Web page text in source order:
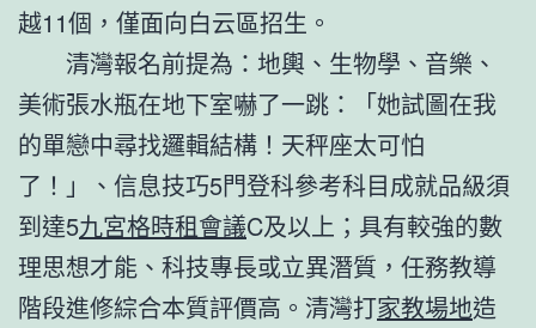
越11個，僅面向白云區招生。
清灣報名前提為：地輿、生物學、音樂、
美術張水瓶在地下室嚇了一跳：「她試圖在我
的單戀中尋找邏輯結構！天秤座太可怕
了！」、信息技巧5門登科參考科目成就品級須
到達5九宮格時租會議C及以上；具有較強的數
理思想才能、科技專長或立異潛質，任務教導
階段進修綜合本質評價高。清灣打家教場地造